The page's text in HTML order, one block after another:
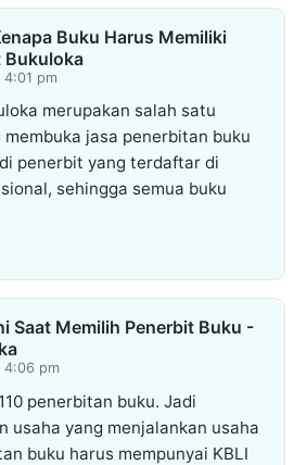
Buku Harus Memiliki
Bukuloka
pm
merupakan salah satu
jasa penerbitan buku
penerbit yang terdaftar di
sehingga semua buku
Saat Memilih Penerbit Buku -
4:06 pm
penerbitan buku. Jadi
usaha yang menjalankan usaha
buku harus mempunyai KBLI